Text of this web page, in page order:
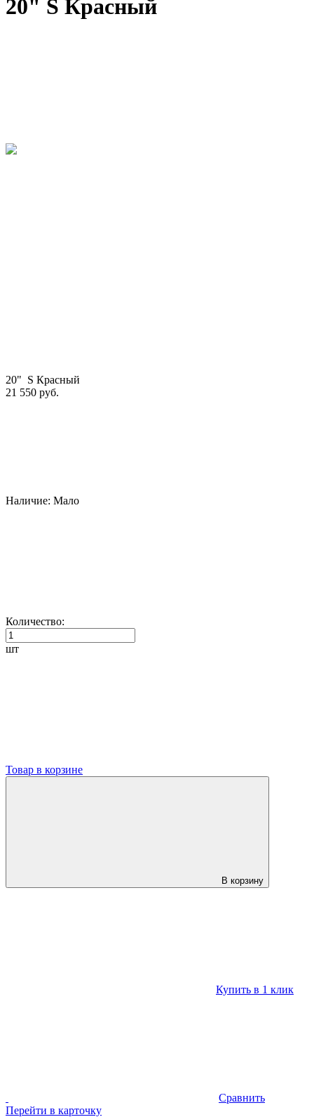
20" S Красный
20" S Красный
21 550 руб.
Наличие: Мало
Количество:
шт
Товар в корзине
В корзину
Купить в 1 клик
Сравнить
Перейти в карточку